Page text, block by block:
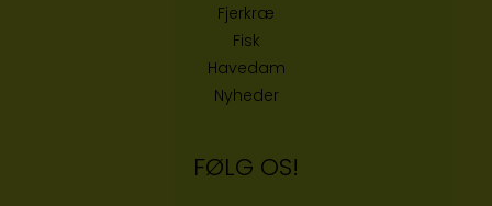
Fjerkræ
Fisk
Havedam
Nyheder
FØLG OS!